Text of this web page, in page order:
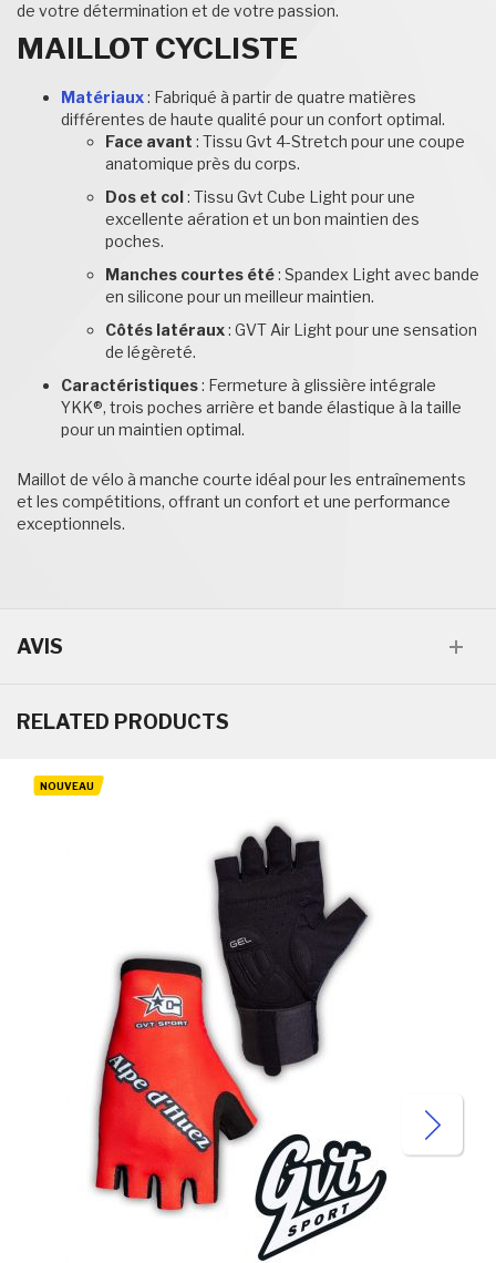
de votre détermination et de votre passion.
MAILLOT CYCLISTE
Matériaux: Fabriqué à partir de quatre matières
différentes de haute qualité pour un confort optimal.
Face avant : Tissu Gvt 4-Stretch pour une coupe
anatomique près du corps.
Dos et col: Tissu Gvt Cube Light pour une
excellente aération et un bon maintien des
poches.
Manches courtes été: Spandex Light avec bande
en silicone pour un meilleur maintien.
Côtés latéraux: GVT Air Light pour une sensation
de légèreté.
Caractéristiques: Fermeture à glissière intégrale
YKK®, trois poches arrière et bande élastique à la taille
pour un maintien optimal.
Maillot de vélo à manche courte idéal pour les entraînements
et les compétitions, offrant un confort et une performance
exceptionnels.
AVIS
RELATED PRODUCTS
NOUVEAU